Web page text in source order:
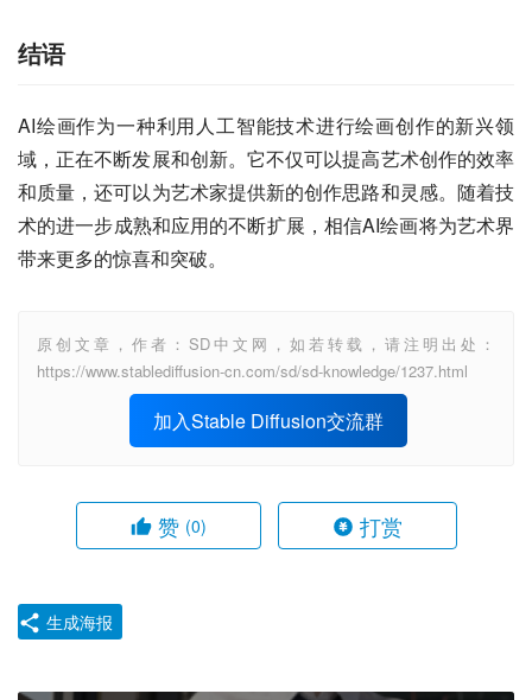
结语
AI绘画作为一种利用人工智能技术进行绘画创作的新兴领
域，正在不断发展和创新。它不仅可以提高艺术创作的效率
和质量，还可以为艺术家提供新的创作思路和灵感。随着技
术的进一步成熟和应用的不断扩展，相信AI绘画将为艺术界
带来更多的惊喜和突破。
原创文章，作者：SD中文网，如若转载，请注明出处：
https://www.stablediffusion-cn.com/sd/sd-knowledge/1237.html
加入Stable Diffusion交流群
赞 (0) 打赏
生成海报